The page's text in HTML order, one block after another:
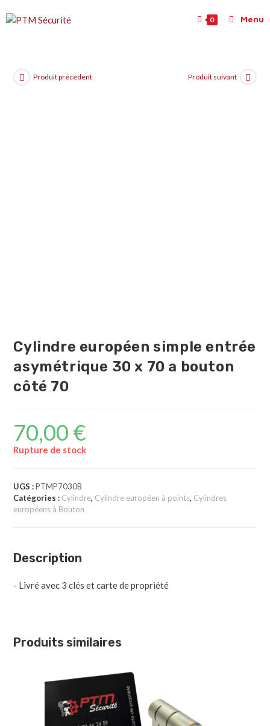
0 Menu
Produit précédent Produit suivant
Cylindre européen simple entrée
asymétrique 30 x 70 a bouton
côté 70
70,00 €
Rupture de stock
UGS :PTMP7030B
Catégories : Cylindre, Cylindre européen à points, Cylindres
européens à Bouton
Description
- Livré avec 3 clés et carte de propriété
Produits similaires